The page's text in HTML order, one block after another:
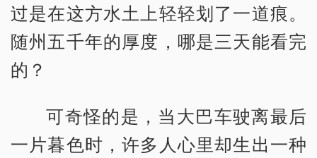
过是在这方水土上轻轻划了一道痕。
随州五千年的厚度，哪是三天能看完
的？
可奇怪的是，当大巴车驶离最后
一片暮色时，许多人心里却生出一种